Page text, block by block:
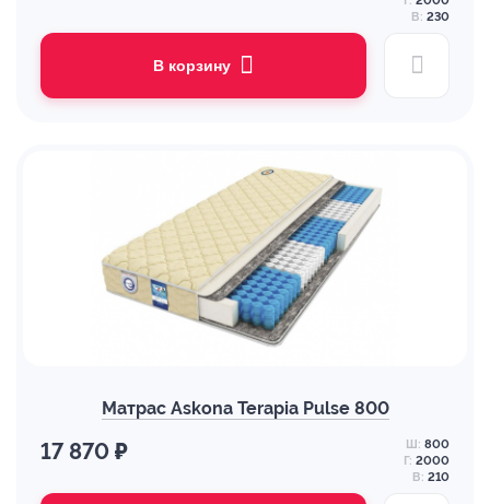
В: 230
В корзину
Матрас Askona Terapia Pulse 800
17 870 ₽ Ш: 800
Г: 2000
В: 210